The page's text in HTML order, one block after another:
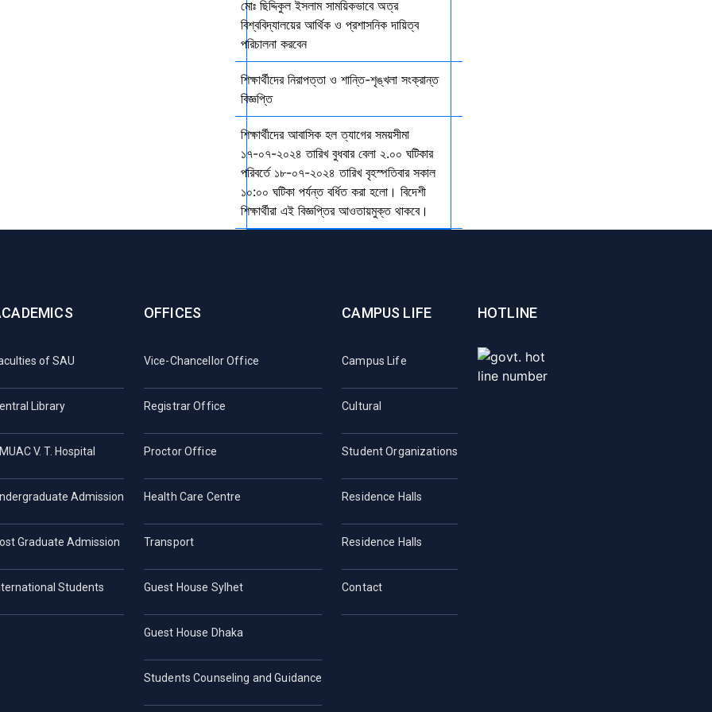
মোঃ ছিদ্দিকুল ইসলাম সাময়িকভাবে অত্র
বিশ্ববিদ্যালয়ের আর্থিক ও প্রশাসনিক দায়িত্ব
পরিচালনা করবেন
শিক্ষার্থীদের নিরাপত্তা ও শান্তি-শৃঙ্খলা সংক্রান্ত
বিজ্ঞপ্তি
শিক্ষার্থীদের আবাসিক হল ত্যাগের সময়সীমা
১৭-০৭-২০২৪ তারিখ বুধবার বেলা ২.০০ ঘটিকার
পরিবর্তে ১৮-০৭-২০২৪ তারিখ বৃহস্পতিবার সকাল
১০:০০ ঘটিকা পর্যন্ত বর্ধিত করা হলো। বিদেশী
শিক্ষার্থীরা এই বিজ্ঞপ্তির আওতায়মুক্ত থাকবে।
of SAU
Library
V. T. Hospital
Admission
Graduate Admission
Students
OFFICES
Vice-Chancellor Office
Registrar Office
Proctor Office
Health Care Centre
Transport
Guest House Sylhet
Guest House Dhaka
Students Counseling and Guidance
CAMPUS LIFE
Campus Life
Cultural
Student Organizations
Residence Halls
Residence Halls
Contact
HOTLINE